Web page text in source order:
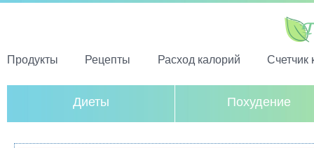
Продукты Рецепты Расход калорий Счетчик
Диеты Похудение